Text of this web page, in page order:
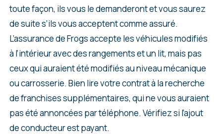
toute façon, ils vous le demanderont et vous saurez
de suite s’ils vous acceptent comme assuré.
L’assurance de Frogs accepte les véhicules modifiés
à l’intérieur avec des rangements et un lit, mais pas
ceux qui auraient été modifiés au niveau mécanique
ou carrosserie. Bien lire votre contrat à la recherche
de franchises supplémentaires, qui ne vous auraient
pas été annoncées par téléphone. Vérifiez si l’ajout
de conducteur est payant.